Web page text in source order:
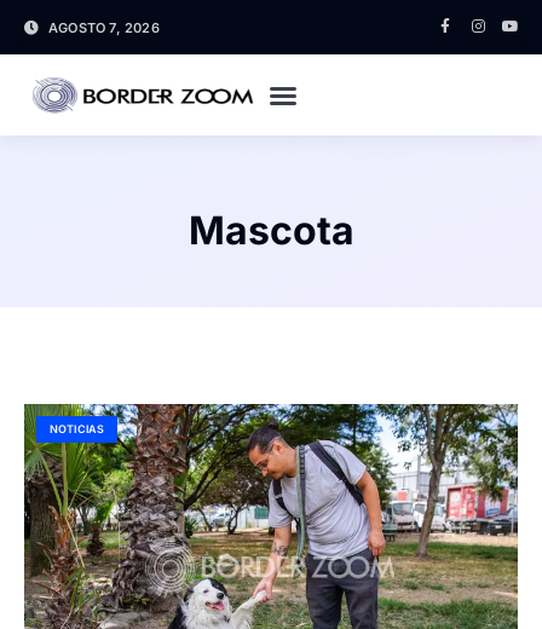
AGOSTO 7, 2026
Mascota
NOTICIAS